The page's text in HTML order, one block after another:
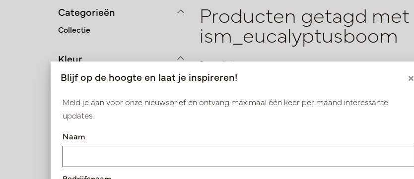
Producten getagd met
ism_eucalyptusboom
3 producten
Categorieën
Collectie
Kleur
Groen
Hoogte
100 - 125cm
150 - 175cm
Blijf op de hoogte en laat je inspireren! ×
Meld je aan voor onze nieuwsbrief en ontvang maximaal één keer per maand interessante
updates.
Naam